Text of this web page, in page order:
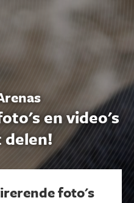
en video's
foto's